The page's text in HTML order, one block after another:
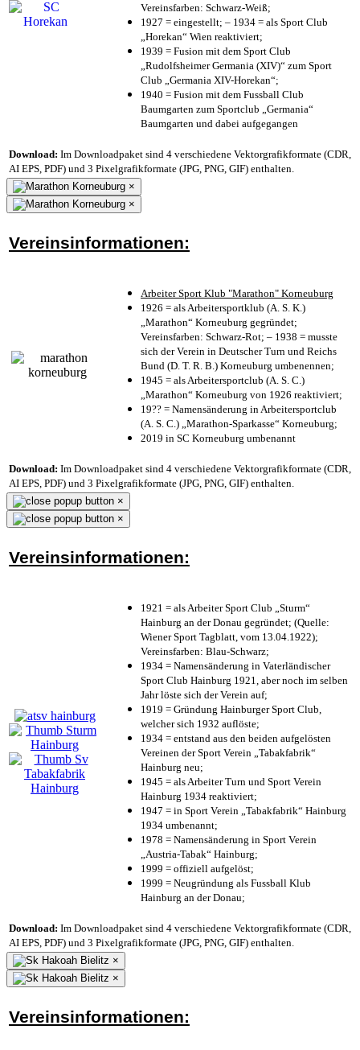
Vereinsfarben: Schwarz-Weiß;
1927 = eingestellt; – 1934 = als Sport Club
„Horekan“ Wien reaktiviert;
1939 = Fusion mit dem Sport Club
„Rudolfsheimer Germania (XIV)“ zum Sport
Club „Germania XIV-Horekan“;
1940 = Fusion mit dem Fussball Club
Baumgarten zum Sportclub „Germania“
Baumgarten und dabei aufgegangen
Download: Im Downloadpaket sind 4 verschiedene Vektorgrafikformate (CDR,
AI EPS, PDF) und 3 Pixelgrafikformate (JPG, PNG, GIF) enthalten.
×
×
Vereinsinformationen:
Arbeiter Sport Klub "Marathon" Korneuburg
1926 = als Arbeitersportklub (A. S. K.)
„Marathon“ Korneuburg gegründet;
Vereinsfarben: Schwarz-Rot; – 1938 = musste
sich der Verein in Deutscher Turn und Reichs
Bund (D. T. R. B.) Korneuburg umbenennen;
1945 = als Arbeitersportclub (A. S. C.)
„Marathon“ Korneuburg von 1926 reaktiviert;
19?? = Namensänderung in Arbeitersportclub
(A. S. C.) „Marathon-Sparkasse“ Korneuburg;
2019 in SC Korneuburg umbenannt
Download: Im Downloadpaket sind 4 verschiedene Vektorgrafikformate (CDR,
AI EPS, PDF) und 3 Pixelgrafikformate (JPG, PNG, GIF) enthalten.
×
×
Vereinsinformationen:
1921 = als Arbeiter Sport Club „Sturm“
Hainburg an der Donau gegründet; (Quelle:
Wiener Sport Tagblatt, vom 13.04.1922);
Vereinsfarben: Blau-Schwarz;
1934 = Namensänderung in Vaterländischer
Sport Club Hainburg 1921, aber noch im selben
Jahr löste sich der Verein auf;
1919 = Gründung Hainburger Sport Club,
welcher sich 1932 auflöste;
1934 = entstand aus den beiden aufgelösten
Vereinen der Sport Verein „Tabakfabrik“
Hainburg neu;
1945 = als Arbeiter Turn und Sport Verein
Hainburg 1934 reaktiviert;
1947 = in Sport Verein „Tabakfabrik“ Hainburg
1934 umbenannt;
1978 = Namensänderung in Sport Verein
„Austria-Tabak“ Hainburg;
1999 = offiziell aufgelöst;
1999 = Neugründung als Fussball Klub
Hainburg an der Donau;
Download: Im Downloadpaket sind 4 verschiedene Vektorgrafikformate (CDR,
AI EPS, PDF) und 3 Pixelgrafikformate (JPG, PNG, GIF) enthalten.
×
×
Vereinsinformationen: